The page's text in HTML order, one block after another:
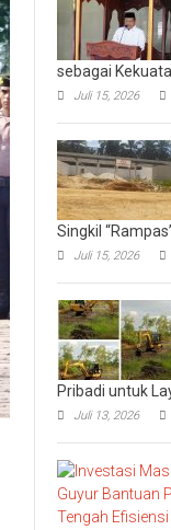
sebagai
Juli 15, 2026
Singkil
Juli 15, 2026
Pribadi untuk
Juli 13, 2026